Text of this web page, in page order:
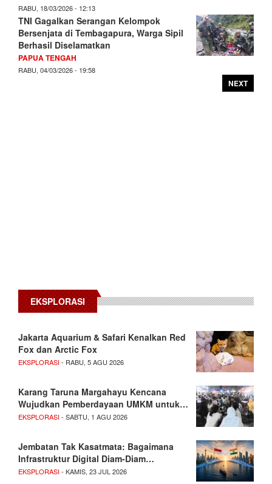
RABU, 18/03/2026 - 12:13
TNI Gagalkan Serangan Kelompok
Bersenjata di Tembagapura, Warga Sipil
Berhasil Diselamatkan
PAPUA TENGAH
RABU, 04/03/2026 - 19:58
NEXT
EKSPLORASI
Jakarta Aquarium & Safari Kenalkan Red
Fox dan Arctic Fox
EKSPLORASI- RABU, 5 AGU 2026
Karang Taruna Margahayu Kencana
Wujudkan Pemberdayaan UMKM untuk…
EKSPLORASI- SABTU, 1 AGU 2026
Jembatan Tak Kasatmata: Bagaimana
Infrastruktur Digital Diam-Diam…
EKSPLORASI- KAMIS, 23 JUL 2026